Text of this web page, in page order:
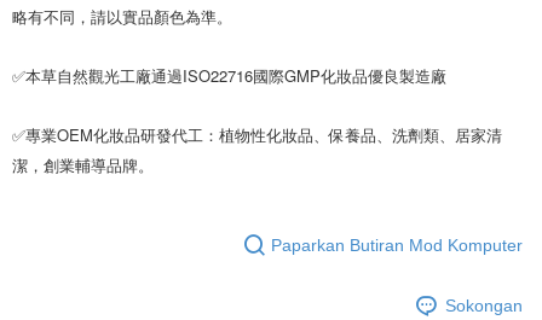
略有不同，請以實品顏色為準。
✅本草自然觀光工廠通過ISO22716國際GMP化妝品優良製造廠
✅專業OEM化妝品研發代工：植物性化妝品、保養品、洗劑類、居家清
潔，創業輔導品牌。
Paparkan Butiran Mod Komputer
Sokongan